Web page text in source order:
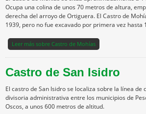
Ocupa una colina de unos 70 metros de altura,
derecha del arroyo de Ortiguera. El Castro de
1939, pero no fue excavado por primera vez hasta
Leer mássobre Castro de Mohías
Castro de San Isidro
El castro de San Isidro se localiza sobre la línea de
divisoria administrativa entre los municipios de
Oscos, a unos 600 metros de altitud.